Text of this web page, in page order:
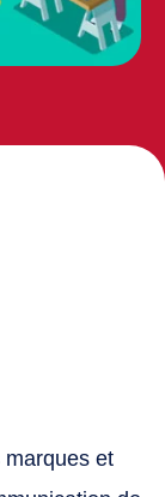
marques et